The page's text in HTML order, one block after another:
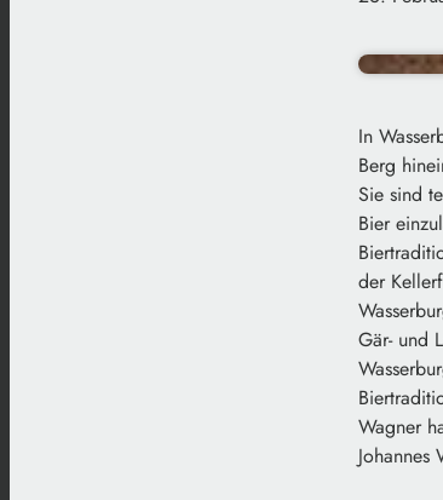
In
Berg
Sie sind
Bier
der
Gär- und
Wagner